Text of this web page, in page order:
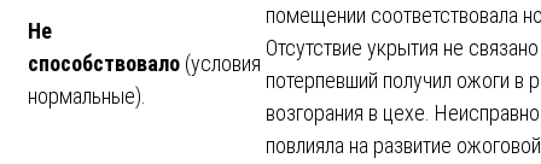
Не
способствовало (условия
нормальные).
помещении соответствовала
Отсутствие укрытия не
потерпевший получил ожоги в
возгорания в цехе.
повлияла на развитие